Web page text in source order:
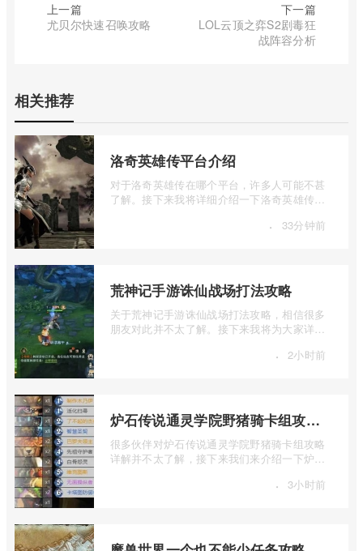
上一篇
尤贝尔快速召唤攻略
下一篇
LOL云顶之弈S2剧毒狂
战阵容分析
相关推荐
洛奇英雄传平台介绍
对于洛奇英雄传在哪个平台，许多人可能不甚
了解。接下来我将详细介绍一下洛奇英雄传平
· 33分钟前
荒神记手游诛仙战场打法攻略
关于荒神记手游诛仙战场打法攻略，相信很多
朋友对此并不太了解。接下来我将为大家详细
· 2小时前
炉石传说通灵学院野猪骑卡组攻略详细解析
很多伙伴对炉石传说通灵学院野猪骑卡组攻略
详解并不太了解，接下来我们来介绍一下炉石
· 3小时前